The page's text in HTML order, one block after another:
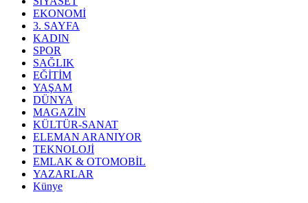
EKONOMİ
3. SAYFA
KADIN
SPOR
SAĞLIK
EĞİTİM
YAŞAM
DÜNYA
MAGAZİN
KÜLTÜR-SANAT
ELEMAN ARANIYOR
TEKNOLOJİ
EMLAK & OTOMOBİL
YAZARLAR
Künye